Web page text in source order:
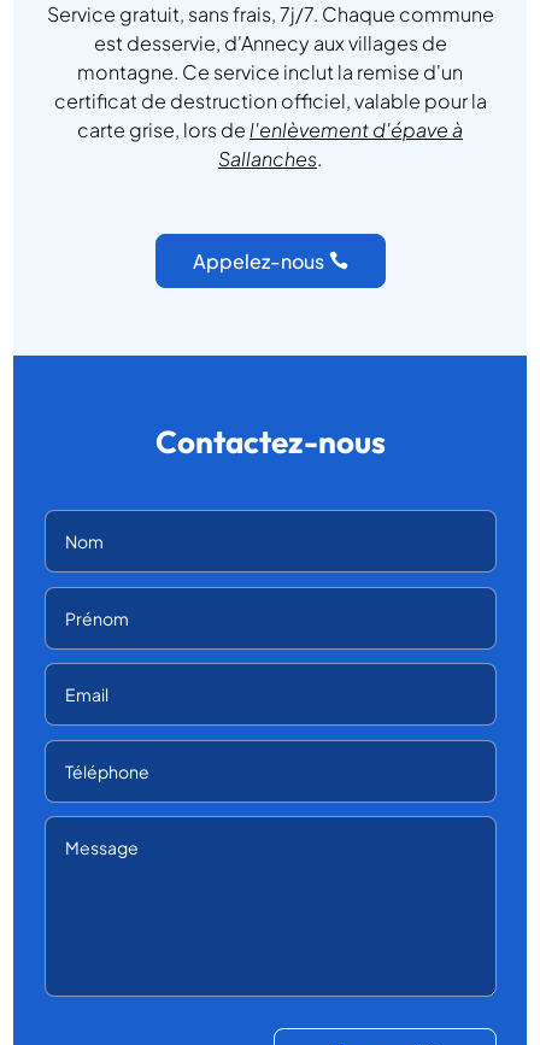
Service gratuit, sans frais, 7j/7. Chaque commune
est desservie, d'Annecy aux villages de
montagne. Ce service inclut la remise d'un
certificat de destruction officiel, valable pour la
carte grise, lors de l'enlèvement d'épave à
Sallanches.
Appelez-nous
Contactez-nous